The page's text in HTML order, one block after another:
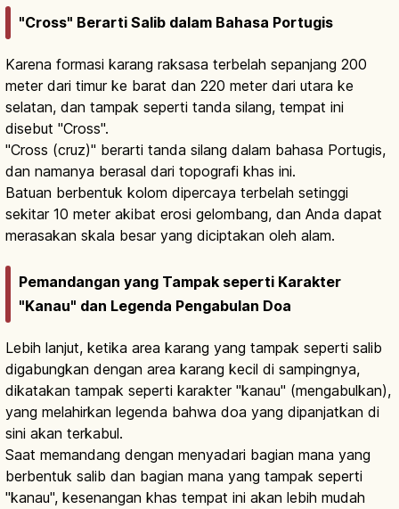
"Cross" Berarti Salib dalam Bahasa Portugis
Karena formasi karang raksasa terbelah sepanjang 200
meter dari timur ke barat dan 220 meter dari utara ke
selatan, dan tampak seperti tanda silang, tempat ini
disebut "Cross".
"Cross (cruz)" berarti tanda silang dalam bahasa Portugis,
dan namanya berasal dari topografi khas ini.
Batuan berbentuk kolom dipercaya terbelah setinggi
sekitar 10 meter akibat erosi gelombang, dan Anda dapat
merasakan skala besar yang diciptakan oleh alam.
Pemandangan yang Tampak seperti Karakter
"Kanau" dan Legenda Pengabulan Doa
Lebih lanjut, ketika area karang yang tampak seperti salib
digabungkan dengan area karang kecil di sampingnya,
dikatakan tampak seperti karakter "kanau" (mengabulkan),
yang melahirkan legenda bahwa doa yang dipanjatkan di
sini akan terkabul.
Saat memandang dengan menyadari bagian mana yang
berbentuk salib dan bagian mana yang tampak seperti
"kanau", kesenangan khas tempat ini akan lebih mudah